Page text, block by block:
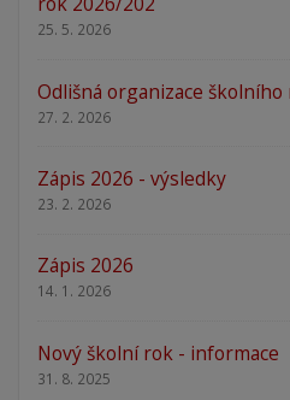
25. 5. 2026
Odlišná organizace
27. 2. 2026
Zápis 2026 - výsledky
23. 2. 2026
Zápis 2026
14. 1. 2026
Nový školní rok - informace
31. 8. 2025